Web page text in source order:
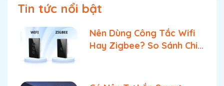
Tin tức nổi bật
Nên Dùng Công Tắc Wifi
Hay Zigbee? So Sánh Chi